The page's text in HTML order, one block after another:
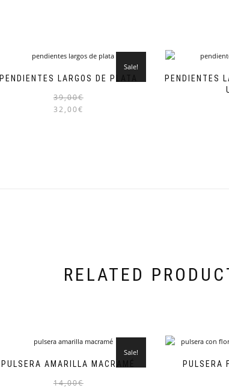
PENDIENTES LARGOS DE PLATA
Sale!
39,00€
32,00€
PENDIENTES
RELATED
PULSERA AMARILLA MACRAMÉ
Sale!
14,00€
PULSERA